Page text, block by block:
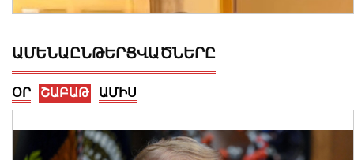
ԱՄԵՆԱԸՆԹԵՐՑՎԱԾՆԵՐԸ
ՕՐ ՇԱԲԱԹ ԱՄԻՍ